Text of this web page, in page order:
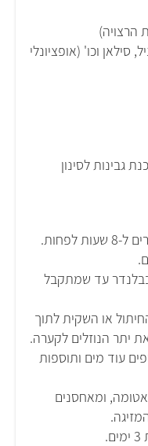
סילאן וכו' (אופציונלי
גבינות לסינון
לפחות.
עד שמתקבל
או השקית לתוך
יתר הנוזלים לקערה.
עוד מים ותוספות
ומאחסנים